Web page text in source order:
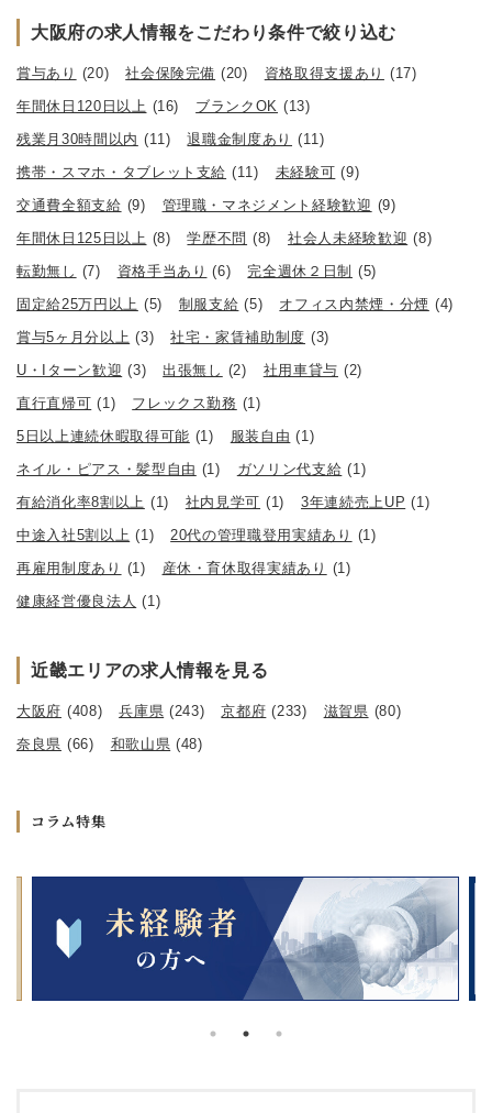
大阪府の求人情報をこだわり条件で絞り込む
賞与あり (20) 社会保険完備 (20) 資格取得支援あり (17)
年間休日120日以上 (16) ブランクOK (13)
残業月30時間以内 (11) 退職金制度あり
(11)
携帯・スマホ・タブレット支給 (11) 未経験可 (9)
交通費全額支給 (9) 管理職・マネジメント経験歓迎 (9)
年間休日125日以上 (8) 学歴不問 (8) 社会人未経験歓迎 (8)
転勤無し (7) 資格手当あり (6) 完全週休２日制 (5)
固定給25万円以上 (5) 制服支給 (5) オフィス内禁煙・分煙 (4)
賞与5ヶ月分以上 (3) 社宅・家賃補助制度 (3)
U・Iターン歓迎 (3) 出張無し (2) 社用車貸与 (2)
直行直帰可 (1) フレックス勤務 (1)
5日以上連続休暇取得可能 (1) 服装自由 (1)
ネイル・ピアス・髪型自由 (1) ガソリン代支給 (1)
有給消化率8割以上 (1) 社内見学可 (1) 3年連続売上UP (1)
中途入社5割以上 (1) 20代の管理職登用実績あり (1)
再雇用制度あり (1) 産休・育休取得実績あり (1)
健康経営優良法人 (1)
近畿エリアの求人情報を見る
大阪府 (408) 兵庫県 (243) 京都府 (233) 滋賀県 (80)
奈良県 (66) 和歌山県 (48)
コラム特集